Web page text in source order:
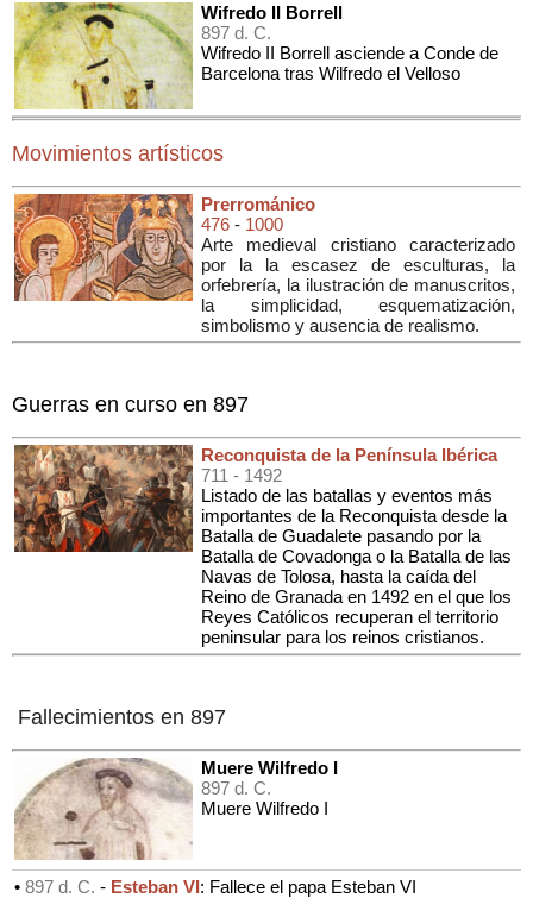
Wifredo II Borrell
897 d. C.
Wifredo II Borrell asciende a Conde de
Barcelona tras Wilfredo el Velloso
Movimientos artísticos
Prerrománico
476 - 1000
Arte medieval cristiano caracterizado
por la la escasez de esculturas, la
orfebrería, la ilustración de manuscritos,
la simplicidad, esquematización,
simbolismo y ausencia de realismo.
Guerras en curso en 897
Reconquista de la Península Ibérica
711 - 1492
Listado de las batallas y eventos más
importantes de la Reconquista desde la
Batalla de Guadalete pasando por la
Batalla de Covadonga o la Batalla de las
Navas de Tolosa, hasta la caída del
Reino de Granada en 1492 en el que los
Reyes Católicos recuperan el territorio
peninsular para los reinos cristianos.
Fallecimientos en 897
Muere Wilfredo I
897 d. C.
Muere Wilfredo I
• 897 d. C. - Esteban VI: Fallece el papa Esteban VI